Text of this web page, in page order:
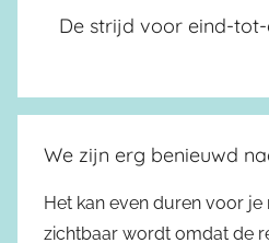
De strijd voor eind-
We zijn erg benieuwd
Het kan even duren voor
zichtbaar wordt omdat de